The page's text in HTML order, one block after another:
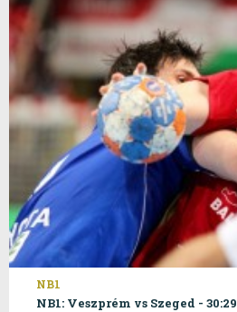
NB1
NB1: Veszprém vs Szeged - 30:29